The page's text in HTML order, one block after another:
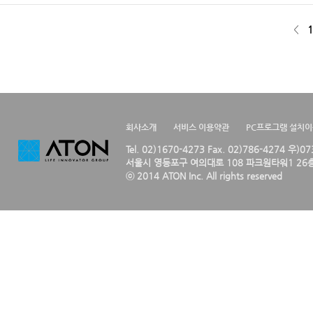
< 1
회사소개 서비스 이용약관 PC프로그램 설치
Tel. 02)1670-4273 Fax. 02)786-4274 우
서울시 영등포구 여의대로 108 파크원타워1 26
ⓒ 2014 ATON Inc. All rights reserved